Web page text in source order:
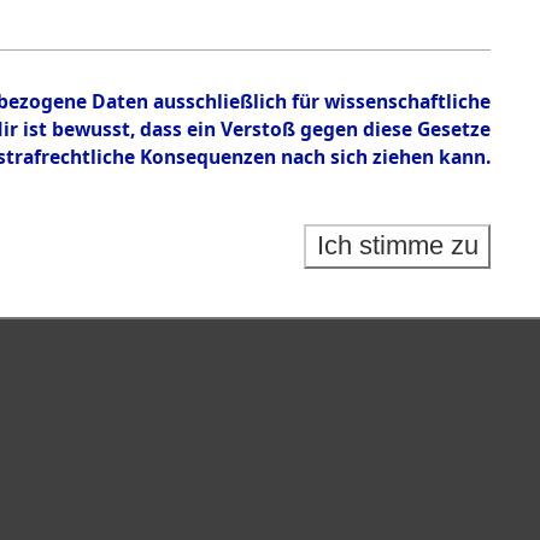
Daten ausschließlich für wissenschaftliche
bewusst, dass ein Verstoß gegen diese Gesetze
Konsequenzen nach sich ziehen kann.
Ich stimme zu